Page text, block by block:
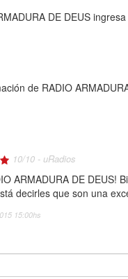
DE DEUS
de RADIO
10/10 - uRadios
ARMADURA DE DEUS!
decirles que son una
15:00hs